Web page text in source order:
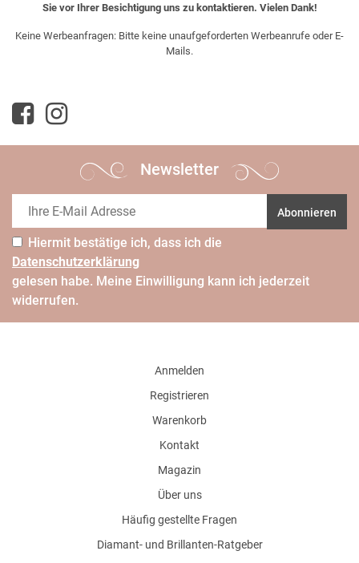
Sie vor Ihrer Besichtigung uns zu kontaktieren. Vielen Dank!
Keine Werbeanfragen: Bitte keine unaufgeforderten Werbeanrufe oder E-
Mails.
Newsletter
Abonnieren
Hiermit bestätige ich, dass ich die
Daten­schutz­erklärung
gelesen habe. Meine Einwilligung kann ich jederzeit
widerrufen.
Anmelden
Registrieren
Warenkorb
Kontakt
Magazin
Über uns
Häufig gestellte Fragen
Diamant- und Brillanten-Ratgeber